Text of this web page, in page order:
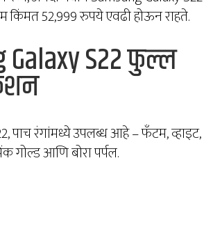
किंमत 52,999 रुपये एवढी होऊन राहते.
Galaxy S22 फुल्ल
पाच रंगांमध्ये उपलब्ध आहे – फॅंटम, व्हाइट,
गोल्ड आणि बोरा पर्पल.